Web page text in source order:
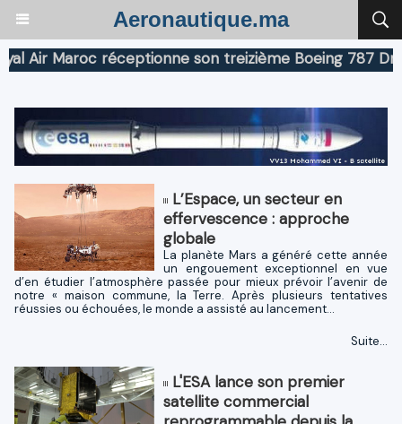
Aeronautique.ma
Maroc réceptionne son treizième Boeing 787
L’Espace, un secteur en
effervescence : approche
globale
La planète Mars a généré cette année
un engouement exceptionnel en vue
d’en étudier l’atmosphère passée pour mieux prévoir l’avenir de
notre « maison commune, la Terre. Après plusieurs tentatives
réussies ou échouées, le monde a assisté au lancement...
Suite...
L'ESA lance son premier
satellite commercial